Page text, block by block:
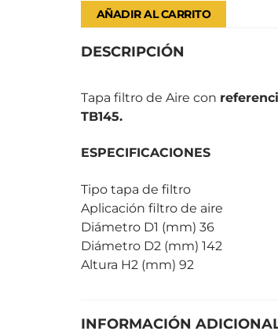
AÑADIR AL CARRITO
DESCRIPCIÓN
Tapa filtro de Aire con
TB145.
ESPECIFICACIONES
Tipo tapa de filtro
Aplicación filtro de aire
Diámetro D1 (mm) 36
Diámetro D2 (mm) 142
Altura H2 (mm) 92
INFORMACIÓN